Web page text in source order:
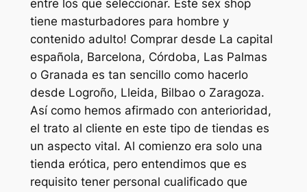
entre los que seleccionar. Este sex shop
tiene masturbadores para hombre y
contenido adulto! Comprar desde La capital
española, Barcelona, Córdoba, Las Palmas
o Granada es tan sencillo como hacerlo
desde Logroño, Lleida, Bilbao o Zaragoza.
Así como hemos afirmado con anterioridad,
el trato al cliente en este tipo de tiendas es
un aspecto vital. Al comienzo era solo una
tienda erótica, pero entendimos que es
requisito tener personal cualificado que